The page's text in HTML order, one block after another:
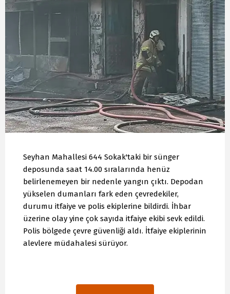
Seyhan Mahallesi 644 Sokak'taki bir sünger
deposunda saat 14.00 sıralarında henüz
belirlenemeyen bir nedenle yangın çıktı. Depodan
yükselen dumanları fark eden çevredekiler,
durumu itfaiye ve polis ekiplerine bildirdi. İhbar
üzerine olay yine çok sayıda itfaiye ekibi sevk edildi.
Polis bölgede çevre güvenliği aldı. İtfaiye ekiplerinin
alevlere müdahalesi sürüyor.